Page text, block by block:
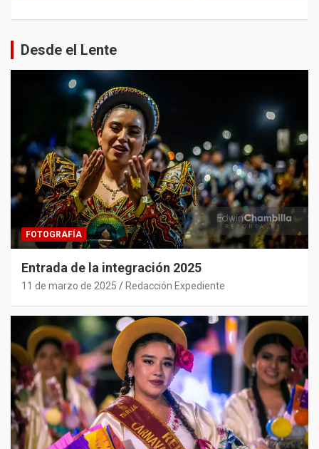
Desde el Lente
FOTOGRAFÍA
Entrada de la integración 2025
11 de marzo de 2025 Redacción Expediente